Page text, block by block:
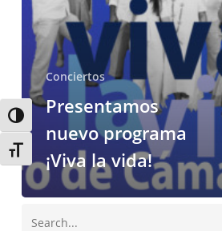
Alternar alto contraste
Alternar tamaño de letra
Conciertos
Presentamos
nuevo programa
¡Viva la vida!